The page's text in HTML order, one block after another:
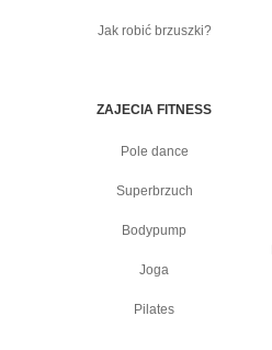
Jak robić brzuszki?
ZAJECIA FITNESS
Pole dance
Superbrzuch
Bodypump
Joga
Pilates